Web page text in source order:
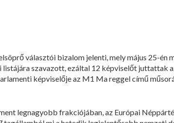
választói bizalom jelenti, mely május 25-
szavazott, ezáltal 12 képviselőt juttattak
képviselője az M1 Ma reggel című
legnagyobb frakciójában, az Európai